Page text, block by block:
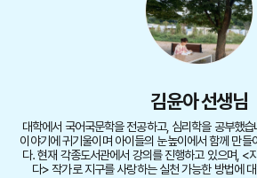
김윤아 선생님
대학에서 국어국문학을 전공하고, 심리학을 공부했
이야기에 귀기울이며 아이들의 눈높이에서 함께 만들
다. 현재 각종도서관에서 강의를 진행하고 있으며, <
다> 작가로 지구를 사랑하는 실천 가능한 방법에